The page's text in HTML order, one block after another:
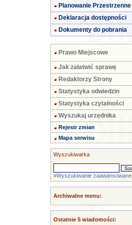
Planowanie Przestrzenne
Deklaracja dostępności
Dokumenty do pobrania
Prawo Miejscowe
Jak załatwić sprawę
Redaktorzy Strony
Statystyka odwiedzin
Statystyka czytalności
Wyszukaj urzędnika
Rejestr zmian
Mapa serwisu
Wyszukiwarka
»Wyszukiwanie zaawansowane
Archiwalne menu:
Ostatnie 5 wiadomości: